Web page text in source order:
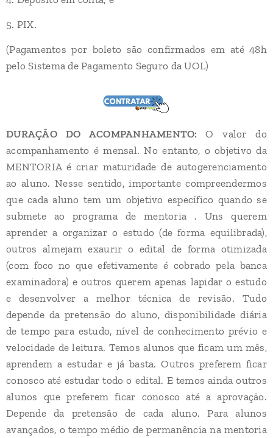
5. PIX.
(Pagamentos por boleto são confirmados em até 48h
pelo Sistema de Pagamento Seguro da UOL)
DURAÇÃO DO ACOMPANHAMENTO:O valor do
acompanhamento é mensal. No entanto, o objetivo da
MENTORIA é criar maturidade de autogerenciamento
ao aluno. Nesse sentido, importante compreendermos
que cada aluno tem um objetivo específico quando se
submete ao programa de mentoria . Uns querem
aprender a organizar o estudo (de forma equilibrada),
outros almejam exaurir o edital de forma otimizada
(com foco no que efetivamente é cobrado pela banca
examinadora) e outros querem apenas lapidar o estudo
e desenvolver a melhor técnica de revisão. Tudo
depende da pretensão do aluno, disponibilidade diária
de tempo para estudo, nível de conhecimento prévio e
velocidade de leitura. Temos alunos que ficam um mês,
aprendem a estudar e já basta. Outros preferem ficar
conosco até estudar todo o edital. E temos ainda outros
alunos que preferem ficar conosco até a aprovação.
Depende da pretensão de cada aluno. Para alunos
avançados, o tempo médio de permanência na mentoria